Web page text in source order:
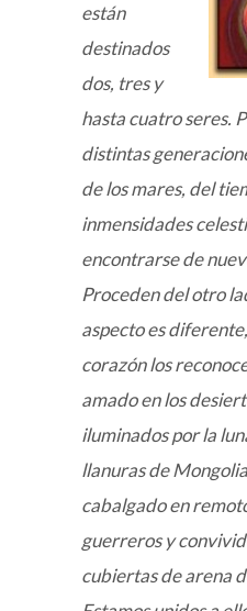
están
destinados
dos, tres y
hasta cuatro seres.
distintas
de los mares, del
inmensidades
encontrarse de
Proceden del otro
aspecto es
corazón los
amado en los
iluminados por la
llanuras de
cabalgado en
guerreros y
cubiertas de arena